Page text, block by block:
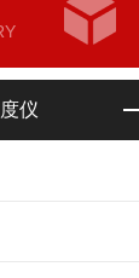
仪